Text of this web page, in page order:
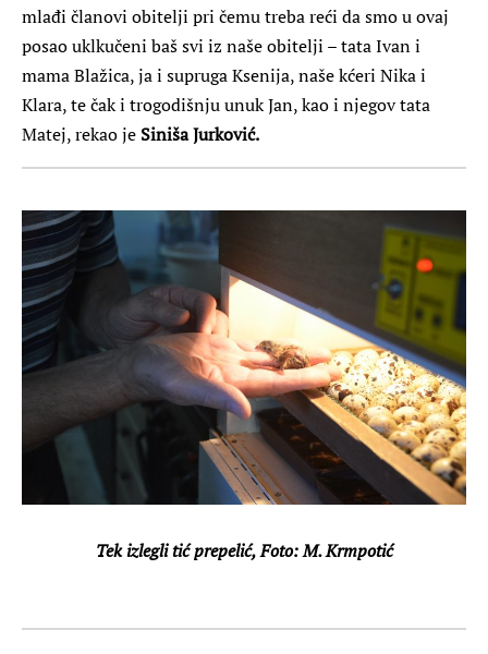
mlađi članovi obitelji pri čemu treba reći da smo u ovaj
posao uklkučeni baš svi iz naše obitelji – tata Ivan i
mama Blažica, ja i supruga Ksenija, naše kćeri Nika i
Klara, te čak i trogodišnju unuk Jan, kao i njegov tata
Matej, rekao je Siniša Jurković.
Tek izlegli tić prepelić, Foto: M. Krmpotić